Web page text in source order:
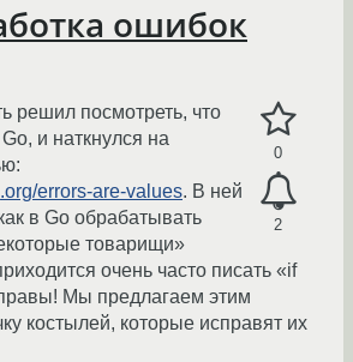
ошибок
0
2
решил посмотреть, что
и наткнулся на
errors-are-values. В ней
в Go обрабатывать
товарищи»
очень часто писать «if
Мы предлагаем этим
костылей, которые исправят их